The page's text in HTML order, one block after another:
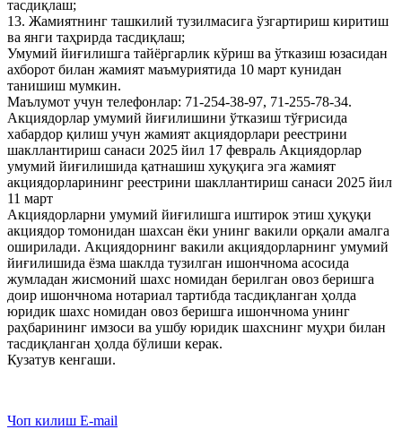
тасдиқлаш;
13. Жамиятнинг ташкилий тузилмасига ўзгартириш киритиш
ва янги таҳрирда тасдиқлаш;
Умумий йиғилишга тайёргарлик кўриш ва ўтказиш юзасидан
ахборот билан жамият маъмуриятида 10 март кунидан
танишиш мумкин.
Маълумот учун телефонлар: 71-254-38-97, 71-255-78-34.
Акциядорлар умумий йиғилишини ўтказиш тўғрисида
хабардор қилиш учун жамият акциядорлари реестрини
шакллантириш санаси 2025 йил 17 февраль Акциядорлар
умумий йиғилишида қатнашиш хуқуқига эга жамият
акциядорларининг реестрини шакллантириш санаси 2025 йил
11 март
Акциядорларни умумий йиғилишга иштирок этиш ҳуқуқи
акциядор томонидан шахсан ёки унинг вакили орқали амалга
оширилади. Акциядорнинг вакили акциядорларнинг умумий
йиғилишида ёзма шаклда тузилган ишончнома асосида
жумладан жисмоний шахс номидан берилган овоз беришга
доир ишончнома нотариал тартибда тасдиқланган ҳолда
юридик шахс номидан овоз беришга ишончнома унинг
раҳбарининг имзоси ва ушбу юридик шахснинг муҳри билан
тасдиқланган ҳолда бўлиши керак.
Кузатув кенгаши.
Чоп килиш E-mail